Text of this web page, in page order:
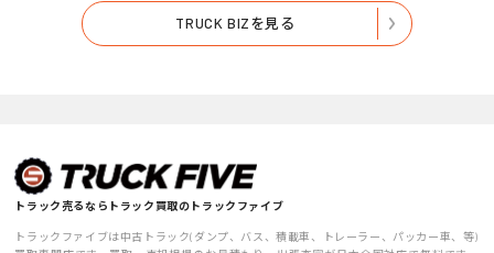
TRUCK BIZを見る
トラック売るならトラック買取のトラックファイブ
トラックファイブは中古トラック(ダンプ、バス、積載車、トレーラー、パッカー車、等)